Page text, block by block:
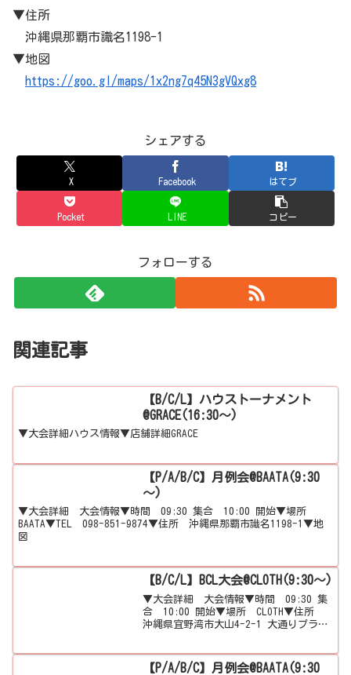
▼住所
沖縄県那覇市識名1198-1
▼地図
https://goo.gl/maps/1x2ng7q45N3gVQxg8
シェアする
X Facebook はてブ
Pocket LINE コピー
フォローする
関連記事
【B/C/L】ハウストーナメント
@GRACE(16:30～)
▼大会詳細ハウス情報▼店舗詳細GRACE
【P/A/B/C】月例会@BAATA(9:30
～)
▼大会詳細 大会情報▼時間 09:30 集合 10:00 開始▼場所
BAATA▼TEL 098-851-9874▼住所 沖縄県那覇市識名1198-1▼地
図
【B/C/L】BCL大会@CLOTH(9:30～)
▼大会詳細 大会情報▼時間 09:30 集
合 10:00 開始▼場所 CLOTH▼住所
沖縄県宜野湾市大山4-2-1 大通りプラザ
【P/A/B/C】月例会@BAATA(9:30